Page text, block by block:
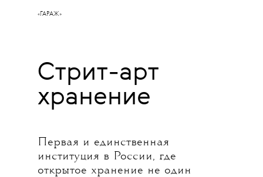
«ГАРАЖ»
Стрит-арт
хранение
Первая и единственная
институция в России, где
открытое хранение не один